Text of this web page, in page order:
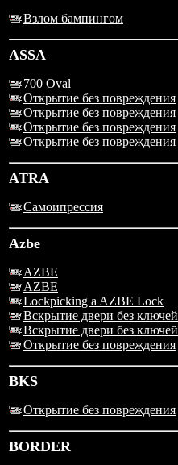
Взлом бампингом
ASSA
700 Oval
Открытие без повреждения
Открытие без повреждения
Открытие без повреждения
Открытие без повреждения
ATRA
Самоипрессия
Azbe
AZBE
AZBE
Lockpicking a AZBE Lock
Вскрытие двери без ключей
Вскрытие двери без ключей
Открытие без повреждения
BKS
Открытие без повреждения
BORDER